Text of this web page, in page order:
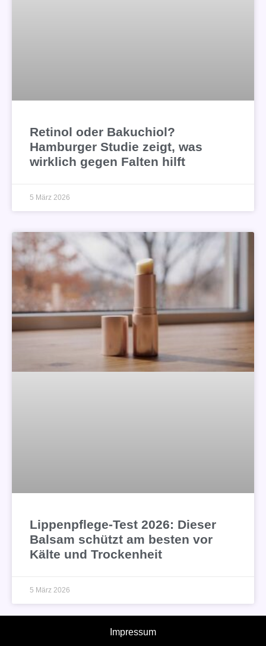
Retinol oder Bakuchiol?
Hamburger Studie zeigt, was
wirklich gegen Falten hilft
5 März 2026
Lippenpflege-Test 2026: Dieser
Balsam schützt am besten vor
Kälte und Trockenheit
5 März 2026
Impressum